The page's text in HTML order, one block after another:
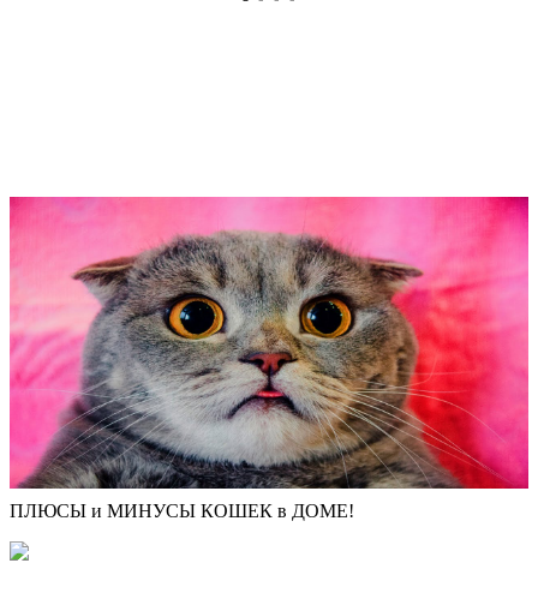
ПЛЮСЫ и МИНУСЫ КОШЕК в ДОМЕ!